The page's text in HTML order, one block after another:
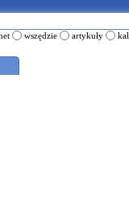
wszędzie artykuły